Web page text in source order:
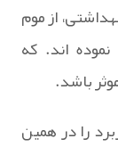
از موم
اند. که
باشد.
را در همین